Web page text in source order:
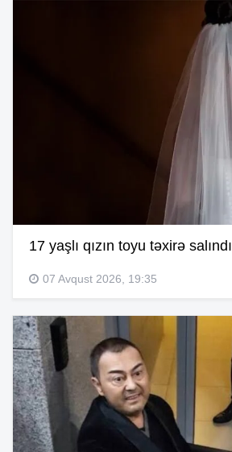
17 yaşlı qızın toyu təxirə salındı
07 Avqust 2026, 19:35